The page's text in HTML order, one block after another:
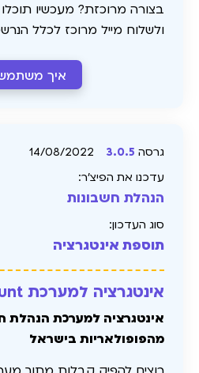
בצורה מרוכזת? מעכשיו
ולשלוח מייל מרוכז לכלל
איך
גרסה 3.0.5
14/08/2022
עדכנו את הפיצ׳ר:
הנהלת חשבונות
סוג העדכון:
תוספת אינטגרציה
אינטגרציה למערכת iCount
אינטגרציה למערכת הנהלת
מהפופולאריות בישראל